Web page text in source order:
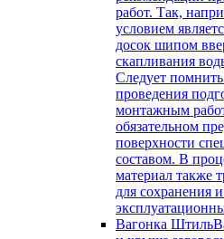
работ. Так,
условием
досок шипом
скапливания
Следует
проведения
монтажным
обязательном
поверхности
составом. В
материал также
для сохранения
Вагонка Штиль